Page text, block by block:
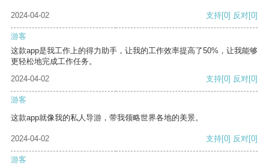
2024-04-02 支持[0] 反对[0]
游客
这款app是我工作上的得力助手，让我的工作效率提高了50%，让我能够
更轻松地完成工作任务。
2024-04-02
支持[0] 反对[0]
游客
这款app就像我的私人导游，带我领略世界各地的美景。
2024-04-02 支持[0] 反对[0]
游客